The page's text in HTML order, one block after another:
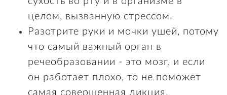
целом, вызванную стрессом.
Разотрите руки и мочки ушей, потому
что самый важный орган в
речеобразовании - это мозг, и если
он работает плохо, то не поможет
самая совершенная дикция.